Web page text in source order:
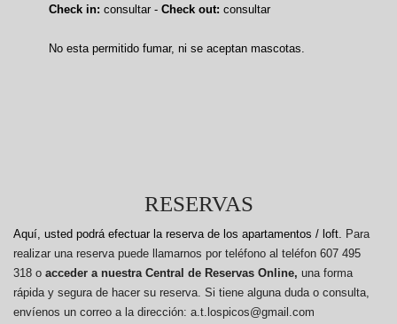
Check in: consultar - Check out: consultar
No esta permitido fumar, ni se aceptan mascotas.
RESERVAS
Aquí, usted podrá efectuar la reserva de los apartamentos / loft. Para
realizar una reserva puede llamarnos por teléfono al teléfon 607 495
318 o acceder a nuestra Central de Reservas Online, una forma
rápida y segura de hacer su reserva. Si tiene alguna duda o consulta,
envíenos un correo a la dirección: a.t.lospicos@gmail.com